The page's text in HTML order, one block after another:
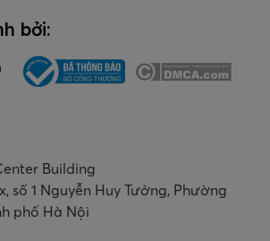
bởi:
Building
số 1 Nguyễn Huy Tưởng, Phường
phố Hà Nội